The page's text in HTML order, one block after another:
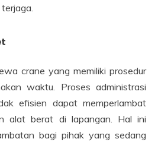
crane yang memiliki prosedur
waktu. Proses administrasi
efisien dapat memperlambat
alat berat di lapangan. Hal ini
bagi pihak yang sedang